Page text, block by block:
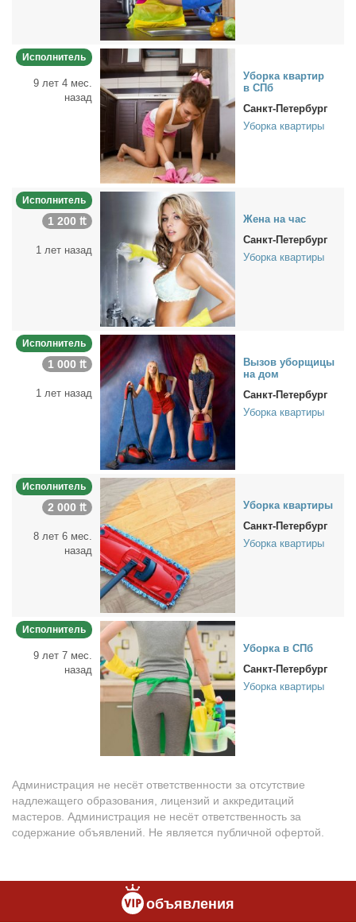
Исполнитель
9 лет 4 мес.
назад
Убор­ка квар­тир
в СПб
Санкт-Петербург
Уборка квартиры
Исполнитель
1 200 ₶
1 лет назад
Же­на на час
Санкт-Петербург
Уборка квартиры
Исполнитель
1 000 ₶
1 лет назад
Вы­зов убор­щи­цы
на дом
Санкт-Петербург
Уборка квартиры
Исполнитель
2 000 ₶
8 лет 6 мес.
назад
Убор­ка квар­ти­ры
Санкт-Петербург
Уборка квартиры
Исполнитель
9 лет 7 мес.
назад
Убор­ка в СПб
Санкт-Петербург
Уборка квартиры
Администрация не несёт ответственности за отсутствие
надлежащего образования, лицензий и аккредитаций
мастеров. Администрация не несёт ответственность за
содержание объявлений. Не является публичной офертой.
объявления